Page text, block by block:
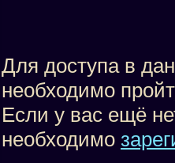
Для доступа в
необходимо
Если у вас ещё
необходимо